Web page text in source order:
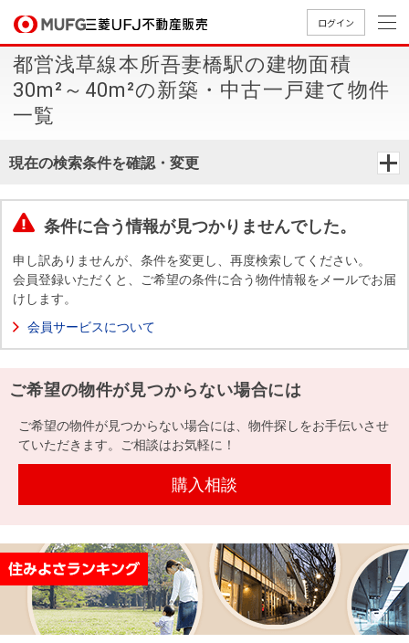
ログイン
買いたいTOP
マン
ショ
探す
中古
建て
を探
投
物
件
を
探
事業
探す
売りたいTOP
料
査
相
売却
時手
試算
売却向け
サービス
周辺相場
検索
住まい1プ
ラス（お
店舗案内TOP
店舗のご
案内（首
都圏）
古屋）
西）
会社情報TOP
ごあいさ
つ
ョン
覧
沿革
本社地
図
ニュース
ック版）
採用情報TOP
新卒採用
情報
買いたい
売りたい
会社情報
採用情報
法人のお客さま
提携企業にお勤めの方
会員ページ
都営浅草線本所吾妻橋駅の建物面積
30m²～40m²の新築・中古一戸建て物件
一覧
現在の検索条件を確認・変更
条件に合う情報が見つかりませんでした。
申し訳ありませんが、条件を変更し、再度検索してください。
会員登録いただくと、ご希望の条件に合う物件情報をメールでお届
けします。
会員サービスについて
ご希望の物件が見つからない場合には
ご希望の物件が見つからない場合には、物件探しをお手伝いさせ
ていただきます。ご相談はお気軽に！
購入相談